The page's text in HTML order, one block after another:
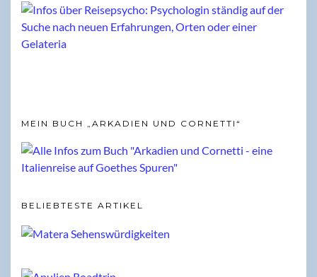
MEIN BUCH „ARKADIEN UND CORNETTI“
BELIEBTESTE ARTIKEL